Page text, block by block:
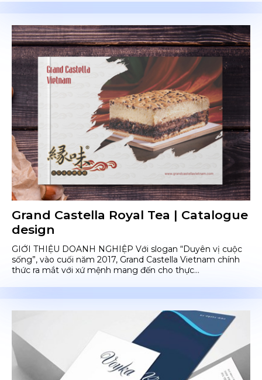
Grand Castella Royal Tea | Catalogue
design
GIỚI THIỆU DOANH NGHIỆP Với slogan “Duyên vị cuộc
sống”, vào cuối năm 2017, Grand Castella Vietnam chính
thức ra mắt với xứ mệnh mang đến cho thực...